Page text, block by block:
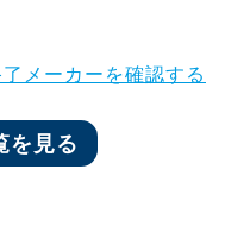
メーカーを確認する
を見る